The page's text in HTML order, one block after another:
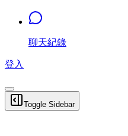
聊天紀錄
登入
Toggle Sidebar